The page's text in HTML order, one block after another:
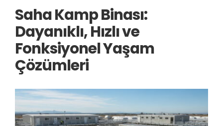
Saha Kamp Binası:
Dayanıklı, Hızlı ve
Fonksiyonel Yaşam
Çözümleri